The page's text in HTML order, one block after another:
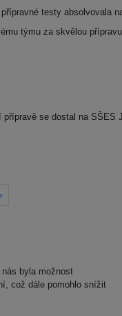
testy absolvovala
týmu za skvělou
se dostal na
byla možnost
což dále pomohlo snížit